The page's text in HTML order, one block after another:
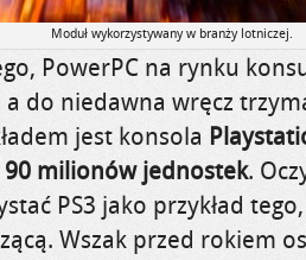
Moduł wykorzystywany w branży lotniczej.
PowerPC na rynku
do niedawna wręcz
jest konsola
milionów jednostek.
PS3 jako przykład
Wszak przed rokiem